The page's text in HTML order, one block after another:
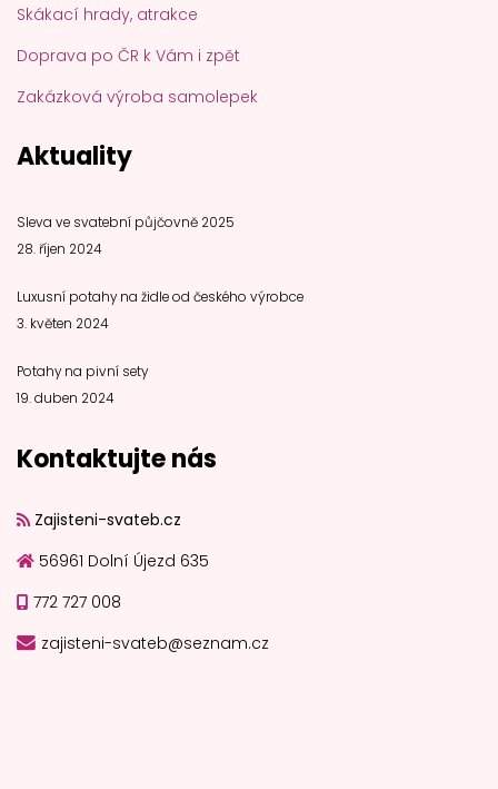
Skákací hrady, atrakce
Doprava po ČR k Vám i zpět
Zakázková výroba samolepek
Aktuality
Sleva ve svatební půjčovně 2025
28. říjen 2024
Luxusní potahy na židle od českého výrobce
3. květen 2024
Potahy na pivní sety
19. duben 2024
Kontaktujte nás
Zajisteni-svateb.cz
56961 Dolní Újezd 635
772 727 008
zajisteni-svateb@seznam.cz